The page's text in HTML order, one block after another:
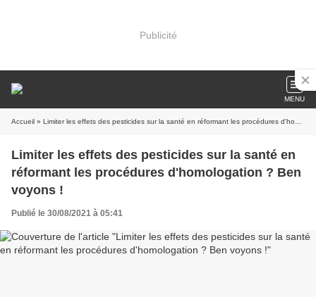
Publicité
MENU
Accueil » Limiter les effets des pesticides sur la santé en réformant les procédures d'homologation ? Ben voyons !
Limiter les effets des pesticides sur la santé en
réformant les procédures d'homologation ? Ben
voyons !
Publié le 30/08/2021 à 05:41